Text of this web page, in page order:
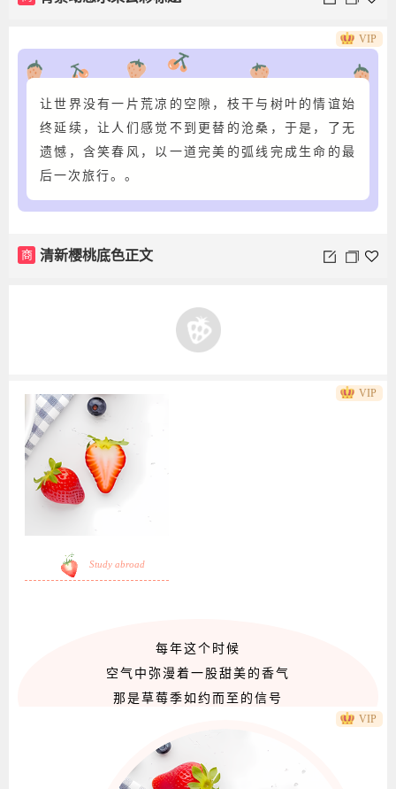
让世界没有一片荒凉的空隙，枝干与树叶的情谊始
终延续，让人们感觉不到更替的沧桑，于是，了无
遗憾，含笑春风，以一道完美的弧线完成生命的最
后一次旅行。。
商 清新樱桃底色正文
VIP
商 水果圆角底色草莓小图标
Study abroad
每年这个时候
空气中弥漫着一股甜美的香气
那是草莓季如约而至的信号
让我们一起遇见“莓”好
VIP
VIP